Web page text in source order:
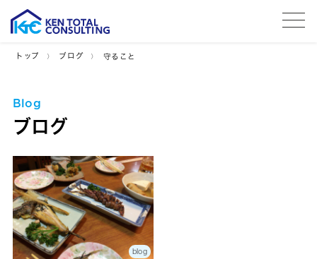
トップ ブログ 守ること
Blog
ブログ
blog